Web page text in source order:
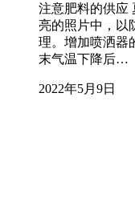
注意肥料的供应
亮的照片中，以
理。增加喷洒器
末气温下降后…
2022年5月9日